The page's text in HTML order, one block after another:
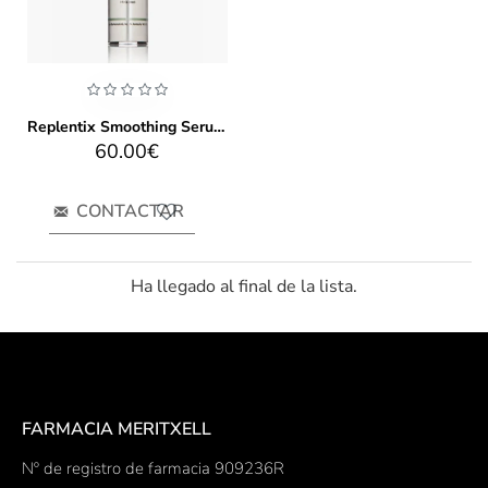
Replentix Smoothing Serum 2x 30ml
60.00€
CONTACTAR
Ha llegado al final de la lista.
FARMACIA MERITXELL
Nº de registro de farmacia 909236R